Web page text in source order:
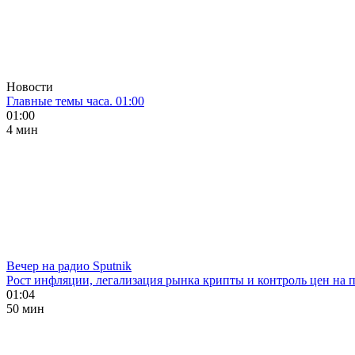
Новости
Главные темы часа. 01:00
01:00
4 мин
Вечер на радио Sputnik
Рост инфляции, легализация рынка крипты и контроль цен на
01:04
50 мин